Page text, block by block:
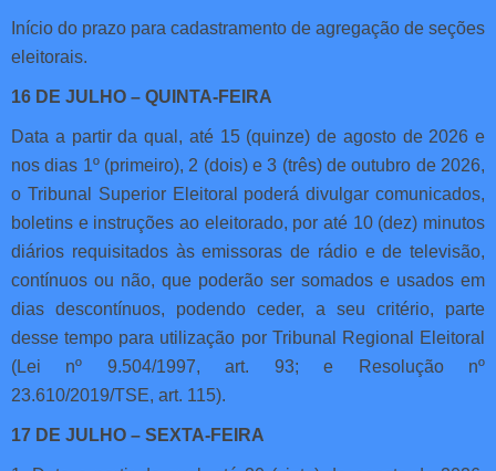
Início do prazo para cadastramento de agregação de seções
eleitorais.
16 DE JULHO – QUINTA-FEIRA
Data a partir da qual, até 15 (quinze) de agosto de 2026 e
nos dias 1º (primeiro), 2 (dois) e 3 (três) de outubro de 2026,
o Tribunal Superior Eleitoral poderá divulgar comunicados,
boletins e instruções ao eleitorado, por até 10 (dez) minutos
diários requisitados às emissoras de rádio e de televisão,
contínuos ou não, que poderão ser somados e usados em
dias descontínuos, podendo ceder, a seu critério, parte
desse tempo para utilização por Tribunal Regional Eleitoral
(Lei nº 9.504/1997, art. 93; e Resolução nº
23.610/2019/TSE, art. 115).
17 DE JULHO – SEXTA-FEIRA